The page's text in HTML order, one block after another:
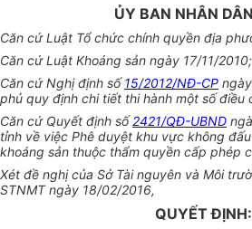
ỦY BAN NHÂN
Căn cứ Luật Tổ chức chính quyền địa
Căn cứ Luật Khoáng sản ngày 17/11/2010;
Căn cứ Nghị định số15/2012/NĐ-CP
phủ quy định chi tiết thi hành một số điều
Căn cứ Quyết định số2421/QĐ-UBND
tỉnh về việc Phê duyệt khu vực không đấ
khoáng sản thuộc thẩm quyền cấp phép
Xét đề nghị của Sở Tài nguyên và Môi
STNMT ngày 18/02/2016,
QUYẾT ĐỊNH: